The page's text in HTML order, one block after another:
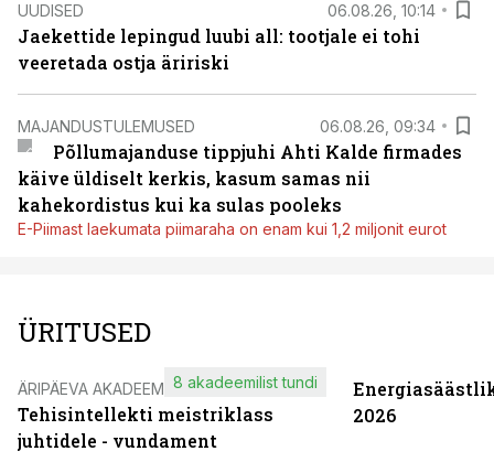
UUDISED 06.08.26, 10:14
Jaekettide lepingud luubi all: tootjale ei tohi
veeretada ostja äririski
MAJANDUSTULEMUSED 06.08.26, 09:34
Põllumajanduse tippjuhi Ahti Kalde firmades
käive üldiselt kerkis, kasum samas nii
kahekordistus kui ka sulas pooleks
E-Piimast laekumata piimaraha on enam kui 1,2 miljonit eurot
ÜRITUSED
ÄRIPÄEVA AKADEEMIA
Tehisintellekti meistriklass
juhtidele - vundament
8 akadeemilist tundi
2026